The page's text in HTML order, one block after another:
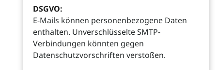
DSGVO:
E-Mails können personenbezogene Daten
enthalten. Unverschlüsselte SMTP-
Verbindungen könnten gegen
Datenschutzvorschriften verstoßen.